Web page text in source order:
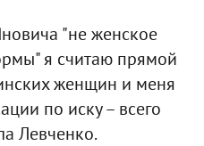
"не женское
я считаю прямой
женщин и меня
по иску – всего
Левченко.